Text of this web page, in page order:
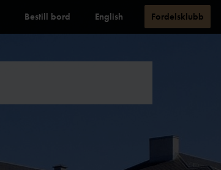
Bestill bord English Fordelsklubb